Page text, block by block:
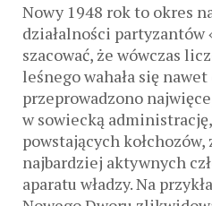
Nowy 1948 rok to okres
działalności partyzantów
szacować, że wówczas
leśnego wahała się
przeprowadzono
w sowiecką
powstających
najbardziej aktywnych
aparatu władzy. Na